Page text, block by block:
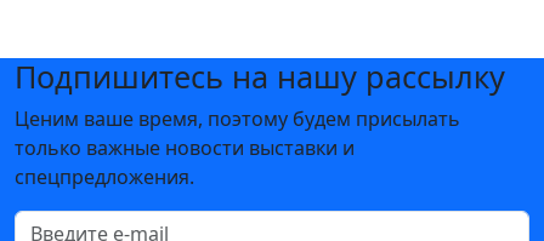
Подпишитесь на нашу рассылку
Ценим ваше время, поэтому будем присылать
только важные новости выставки и
спецпредложения.